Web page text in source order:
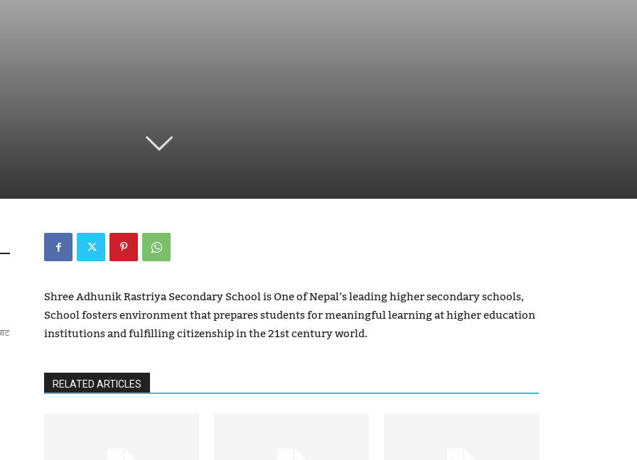
Shree Adhunik Rastriya Secondary School is One of Nepal’s leading higher secondary schools,
School fosters environment that prepares students for meaningful learning at higher education
institutions and fulfilling citizenship in the 21st century world.
RELATED ARTICLES